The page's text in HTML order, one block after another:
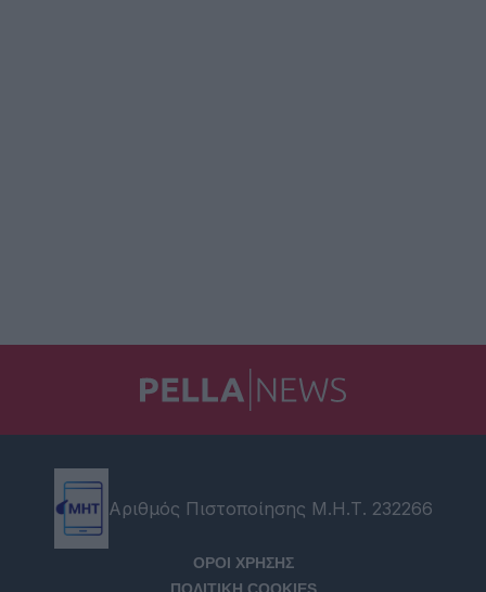
Αριθμός Πιστοποίησης Μ.Η.Τ. 232266
ΟΡΟΙ ΧΡΗΣΗΣ